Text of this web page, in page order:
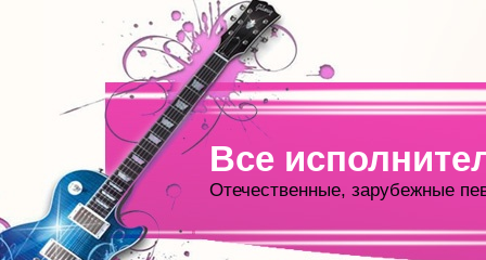
Все
Отечественные, зарубежные